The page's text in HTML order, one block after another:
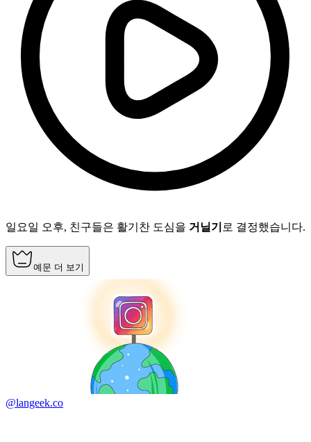
일요일 오후, 친구들은 활기찬 도심을 거닐기 로 결정했습니다.
예문 더 보기
@langeek.co